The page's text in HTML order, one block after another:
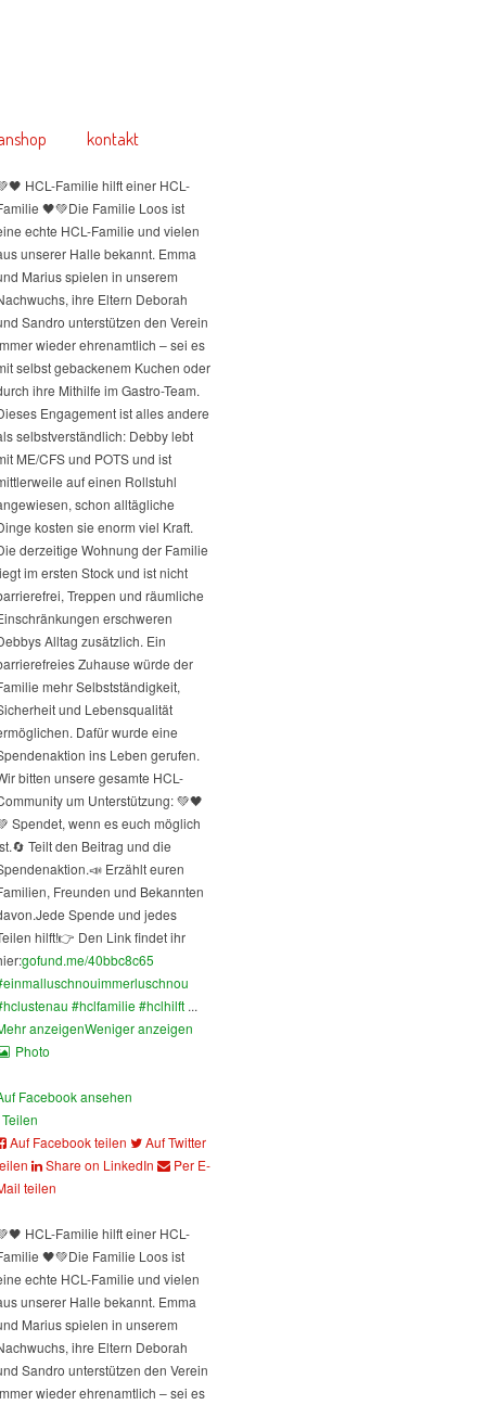
kontakt
HCL-Familie hilft einer HCL-
🖤💚Die Familie Loos ist
echte HCL-Familie und vielen
unserer Halle bekannt. Emma
Marius spielen in unserem
ihre Eltern Deborah
Sandro unterstützen den Verein
wieder ehrenamtlich – sei es
selbst gebackenem Kuchen oder
ihre Mithilfe im Gastro-Team.
Engagement ist alles andere
selbstverständlich: Debby lebt
ME/CFS und POTS und ist
auf einen Rollstuhl
schon alltägliche
kosten sie enorm viel Kraft.
derzeitige Wohnung der Familie
im ersten Stock und ist nicht
Treppen und räumliche
erschweren
Alltag zusätzlich. Ein
Zuhause würde der
mehr Selbstständigkeit,
und Lebensqualität
Dafür wurde eine
ins Leben gerufen.
bitten unsere gesamte HCL-
um Unterstützung: 💚🖤
Spendet, wenn es euch möglich
🔄 Teilt den Beitrag und die
📣 Erzählt euren
Freunden und Bekannten
Jede Spende und jedes
hilft!👉 Den Link findet ihr
gofund.me/40bbc8c65
#hclfamilie#hclhilft ...
anzeigenWeniger anzeigen
Photo
Facebook ansehen
Teilen
Auf Facebook teilen
Auf Twitter
Share on LinkedIn
Per E-
teilen
HCL-Familie hilft einer HCL-
🖤💚Die Familie Loos ist
echte HCL-Familie und vielen
unserer Halle bekannt. Emma
Marius spielen in unserem
ihre Eltern Deborah
Sandro unterstützen den Verein
wieder ehrenamtlich – sei es